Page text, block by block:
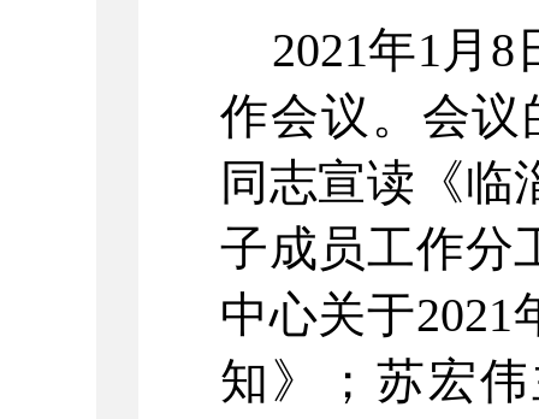
2021年1月8
作会议。会议
同志宣读《临
子成员工作分
中心关于
知》；苏宏